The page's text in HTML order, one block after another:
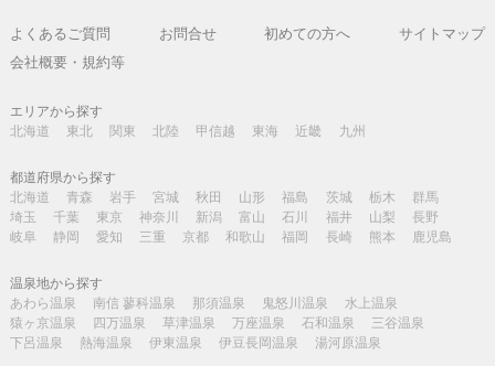
よくあるご質問 お問合せ 初めての方へ
サイトマップ
会社概要・規約等
エリアから探す
北海道
東北 関東 北陸 甲信越 東海 近畿 九州
都道府県から探す
北海道
青森 岩手 宮城 秋田 山形 福島 茨城 栃木
群馬
埼玉
千葉 東京 神奈川 新潟 富山 石川 福井 山梨
長野
岐阜
静岡 愛知 三重 京都 和歌山 福岡 長崎 熊本 鹿児島
温泉地から探す
あわら温泉
南信 蓼科温泉 那須温泉 鬼怒川温泉
水上温泉
猿ヶ京温泉
四万温泉 草津温泉 万座温泉 石和温泉
三谷温泉
下呂温泉
熱海温泉 伊東温泉 伊豆長岡温泉 湯河原温泉